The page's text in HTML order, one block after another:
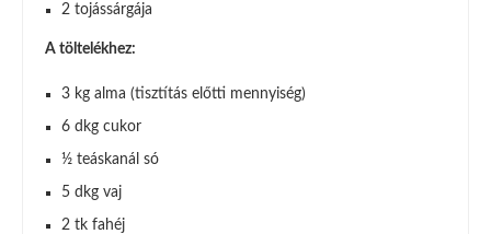
2 tojássárgája
A töltelékhez:
3 kg alma (tisztítás előtti mennyiség)
6 dkg cukor
½ teáskanál só
5 dkg vaj
2 tk fahéj